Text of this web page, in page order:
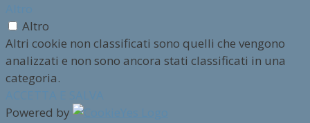
Altro
Altri cookie non classificati sono quelli che vengono
analizzati e non sono ancora stati classificati in una
categoria.
Powered by